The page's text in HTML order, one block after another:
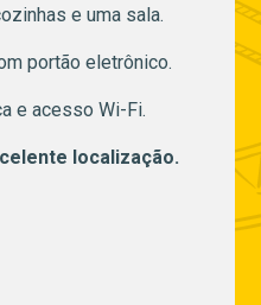
e uma sala.
portão eletrônico.
e acesso Wi-Fi.
localização.